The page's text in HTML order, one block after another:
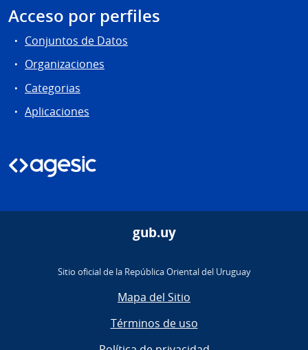
Acceso por perfiles
Conjuntos de Datos
Organizaciones
Categorias
Aplicaciones
gub.uy
Sitio oficial de la República Oriental del Uruguay
Mapa del Sitio
Términos de uso